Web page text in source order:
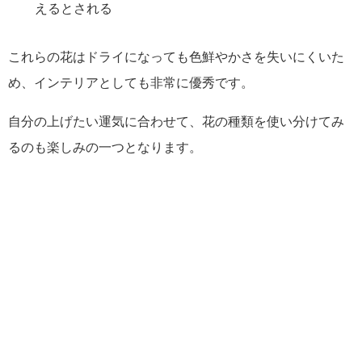
えるとされる
これらの花はドライになっても色鮮やかさを失いにくいた
め、インテリアとしても非常に優秀です。
自分の上げたい運気に合わせて、花の種類を使い分けてみ
るのも楽しみの一つとなります。